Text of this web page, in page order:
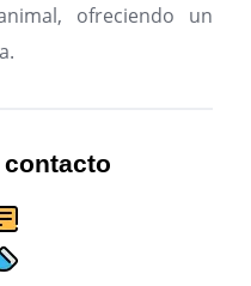
ofreciendo un
contacto